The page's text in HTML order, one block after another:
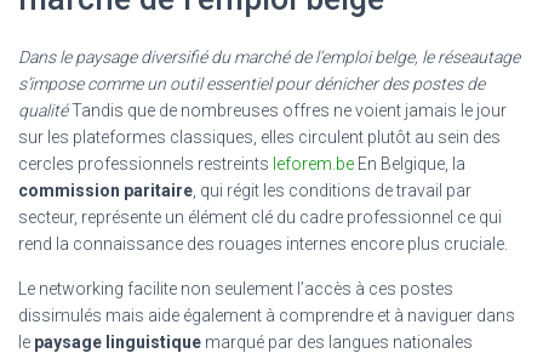
Dans le paysage diversifié du marché de l’emploi belge, le réseautage
s’impose comme un outil essentiel pour dénicher des postes de
qualitéTandis que de nombreuses offres ne voient jamais le jour
sur les plateformes classiques, elles circulent plutôt au sein des
cercles professionnels restreints leforem.be En Belgique, la
commission paritaire , qui régit les conditions de travail par
secteur, représente un élément clé du cadre professionnel ce qui
rend la connaissance des rouages internes encore plus cruciale.
Le networking facilite non seulement l’accès à ces postes
dissimulés mais aide également à comprendre et à naviguer dans
le paysage linguistique marqué par des langues nationales